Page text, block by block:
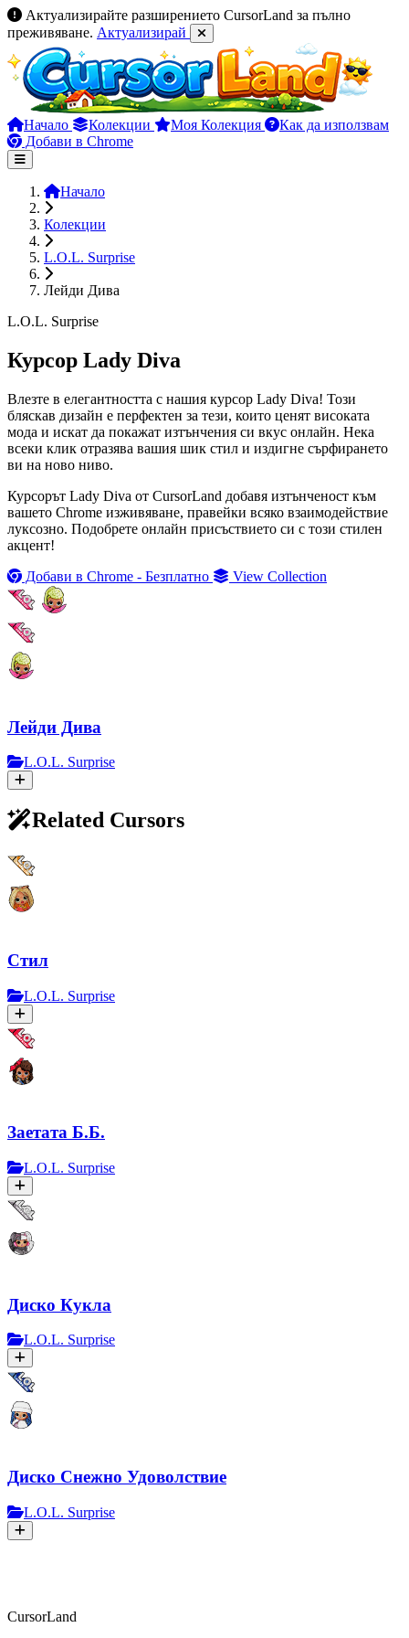
Актуализирайте разширението CursorLand за пълно
преживяване. Актуализирай
Начало Колекции Моя Колекция
Как да използвам
Добави в Chrome
Начало
Колекции
L.O.L. Surprise
Лейди Дива
L.O.L. Surprise
Курсор Lady Diva
Влезте в елегантността с нашия курсор Lady Diva! Този
бляскав дизайн е перфектен за тези, които ценят високата
мода и искат да покажат изтънчения си вкус онлайн. Нека
всеки клик отразява вашия шик стил и издигне сърфирането
ви на ново ниво.
Курсорът Lady Diva от CursorLand добавя изтънченост към
вашето Chrome изживяване, правейки всяко взаимодействие
луксозно. Подобрете онлайн присъствието си с този стилен
акцент!
Добави в Chrome - Безплатно
View Collection
Лейди Дива
L.O.L. Surprise
Related Cursors
Стил
L.O.L. Surprise
Заетата Б.Б.
L.O.L. Surprise
Диско Кукла
L.O.L. Surprise
Диско Снежно Удоволствие
L.O.L. Surprise
CursorLand